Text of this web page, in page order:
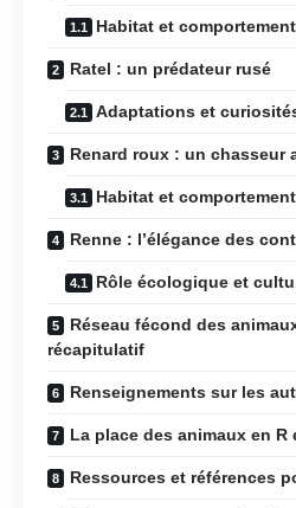
Habitat et comportement
Ratel : un prédateur rusé
Adaptations et
Renard roux : un chasseur
Habitat et
Renne : l’élégance des
Rôle écologique et
Réseau fécond des
récapitulatif
Renseignements sur les
La place des animaux en
Ressources et références